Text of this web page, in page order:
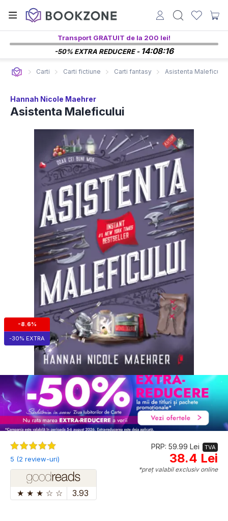
Transport GRATUIT de la 200 lei!
-50% EXTRA REDUCERE - 14:08:15
Carti Carti fictiune Carti fantasy Asistenta Maleficului
Hannah Nicole Maehrer
Asistenta Maleficului
-8.6%
-30% EXTRA
5 (2 review-uri)
★ ★ ★ ☆ ☆ 3.93
PRP: 59.99 Lei TVA
38.4 Lei
*preț valabil exclusiv online